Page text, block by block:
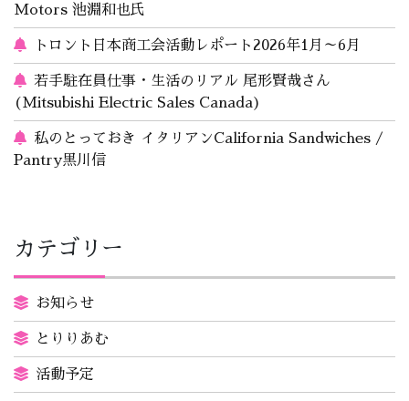
Motors 池淵和也氏
トロント日本商工会活動レポート2026年1月～6月
若手駐在員仕事・生活のリアル 尾形賢哉さん
(Mitsubishi Electric Sales Canada)
私のとっておき イタリアンCalifornia Sandwiches /
Pantry黒川信
カテゴリー
お知らせ
とりりあむ
活動予定